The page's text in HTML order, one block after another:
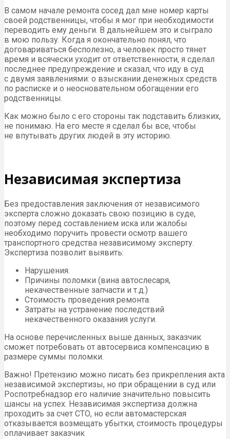
В самом начале ремонта сосед дал мне номер карты
своей родственницы, чтобы я мог при необходимости
переводить ему деньги. В дальнейшем это и сыграло
в мою пользу. Когда я окончательно понял, что
договариваться бесполезно, а человек просто тянет
время и всячески уходит от ответственности, я сделал
последнее предупреждение и сказал, что иду в суд
с двумя заявлениями: о взыскании денежных средств
по расписке и о неосновательном обогащении его
родственницы.
Как можно было с его стороны так подставить близких,
не понимаю. На его месте я сделал бы все, чтобы
не впутывать других людей в эту историю.
Независимая экспертиза
Без предоставления заключения от независимого
эксперта сложно доказать свою позицию в суде,
поэтому перед составлением иска или жалобы
необходимо поручить провести осмотр вашего
транспортного средства независимому эксперту.
Экспертиза позволит выявить:
Нарушения.
Причины поломки (вина автослесаря,
некачественные запчасти и т.д.)
Стоимость проведения ремонта.
Затраты на устранение последствий
некачественного оказания услуги.
На основе перечисленных выше данных, заказчик
сможет потребовать от автосервиса компенсацию в
размере суммы поломки.
Важно! Претензию можно писать без прикрепления акта
независимой экспертизы, но при обращении в суд или
Роспотребнадзор его наличие значительно повысить
шансы на успех. Независимая экспертиза должна
проходить за счет СТО, но если автомастерская
отказывается возмещать убытки, стоимость процедуры
оплачивает заказчик